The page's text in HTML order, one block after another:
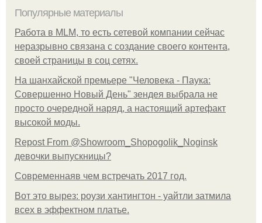
Популярные материалы
Работа в MLM, то есть сетевой компании сейчас
неразрывно связана с создание своего контента,
своей страницы в соц сетях.
На шанхайской премьере "Человека - Паука:
Совершенно Новый День" зендея выбрала не
просто очередной наряд, а настоящий артефакт
высокой моды.
Repost From @Showroom_Shopogolik_Noginsk
девочки выпускницы?
Современнаяв чем встречать 2017 год.
Вот это вырез: роузи хантингтон - уайтли затмила
всех в эффектном платьe.